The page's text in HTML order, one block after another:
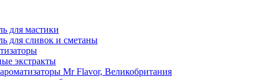
для мастики
для сливок и сметаны
экстракты
Mr Flavor, Великобритания